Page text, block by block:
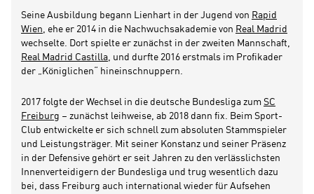
Seine Ausbildung begann Lienhart in der Jugend von Rapid
Wien , ehe er 2014 in die Nachwuchsakademie von Real Madrid
wechselte. Dort spielte er zunächst in der zweiten Mannschaft,
Real Madrid Castilla , und durfte 2016 erstmals im Profikader
der „Königlichen“ hineinschnuppern.
2017 folgte der Wechsel in die deutsche Bundesliga zum SC
Freiburg – zunächst leihweise, ab 2018 dann fix. Beim Sport-
Club entwickelte er sich schnell zum absoluten Stammspieler
und Leistungsträger. Mit seiner Konstanz und seiner Präsenz
in der Defensive gehört er seit Jahren zu den verlässlichsten
Innenverteidigern der Bundesliga und trug wesentlich dazu
bei, dass Freiburg auch international wieder für Aufsehen